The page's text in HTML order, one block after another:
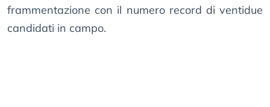
frammentazione con il numero record di ventidue
candidati in campo.